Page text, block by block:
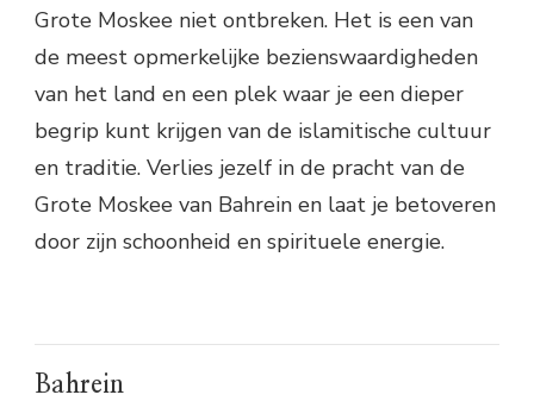
Grote Moskee niet ontbreken. Het is een van
de meest opmerkelijke bezienswaardigheden
van het land en een plek waar je een dieper
begrip kunt krijgen van de islamitische cultuur
en traditie. Verlies jezelf in de pracht van de
Grote Moskee van Bahrein en laat je betoveren
door zijn schoonheid en spirituele energie.
Bahrein